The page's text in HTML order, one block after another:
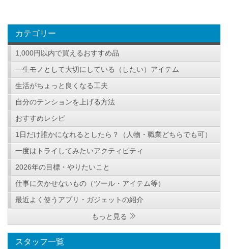
カテゴリー
1,000円以内で買えるおすすめ品
一生モノとして大切にしている（したい）アイテム
生活がちょっと良くなる工夫
自分のテンションを上げる方法
おすすめレシピ
1日だけ誰かになれるとしたら？（人物・職業どちらでも可）
一度はトライしてみたいアクティビティ
2026年の目標・やりたいこと
仕事に欠かせないもの（ツール・アイテム等）
最近よく使うアプリ・ガジェットの紹介
もっと見る
スタッフ一覧